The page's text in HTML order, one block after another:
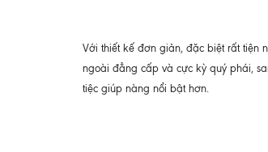
Với thiết kế đơn giản, đặc biệt rất tiện
ngoài đẳng cấp và cực kỳ quý phái,
tiệc giúp nàng nổi bật hơn.